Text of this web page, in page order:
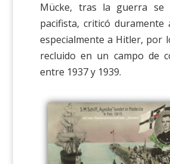
Mücke, tras la guerra se
pacifista, criticó duramente
especialmente a Hitler, por
recluido en un campo de
entre 1937 y 1939.